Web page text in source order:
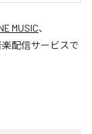
MUSIC、
配信サービスで